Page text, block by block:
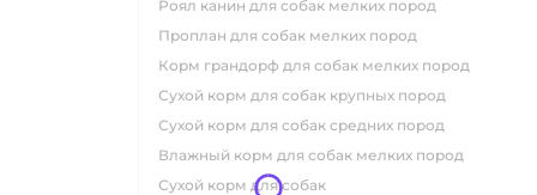
роял канин для собак мелких пород
проплан для собак мелких пород
корм грандорф для собак мелких пород
сухой корм для собак крупных пород
сухой корм для собак средних пород
влажный корм для собак мелких пород
сухой корм для собак